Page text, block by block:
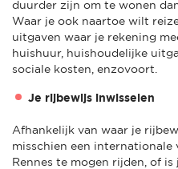
duurder zijn om te wonen
Waar je ook naartoe wilt
uitgaven waar je rekening
huishuur, huishoudelijke
sociale kosten, enzovoort.
Je rijbewijs inwisselen
Afhankelijk van waar je
misschien een
Rennes te mogen rijden, of